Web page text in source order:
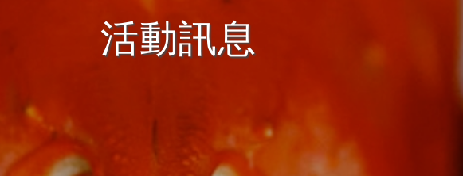
活動訊息